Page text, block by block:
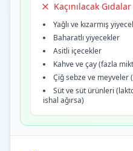
Kaçınılacak Gıdalar
Yağlı ve kızarmış
Baharatlı yiyecekler
Asitli içecekler
Kahve ve çay (fazla
Çiğ sebze ve meyveler
Süt ve süt ürünleri
ishal ağırsa)